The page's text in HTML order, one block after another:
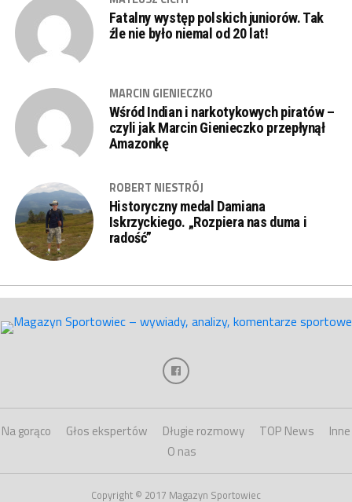
Fatalny występ polskich juniorów. Tak
źle nie było niemal od 20 lat!
MARCIN GIENIECZKO
Wśród Indian i narkotykowych piratów –
czyli jak Marcin Gienieczko przepłynął
Amazonkę
ROBERT NIESTRÓJ
Historyczny medal Damiana
Iskrzyckiego. „Rozpiera nas duma i
radość”
Na gorąco Głos ekspertów Długie rozmowy TOP News
Inne
O nas
Copyright © 2017 Magazyn Sportowiec